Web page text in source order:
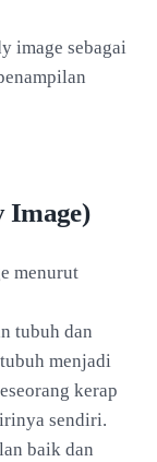
image sebagai
Image)
menurut
tubuh dan
menjadi
kerap
sendiri.
baik dan